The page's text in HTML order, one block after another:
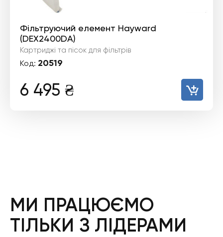
Фільтруючий елемент Hayward
(DEX2400DA)
Картриджі та пісок для фільтрів
Код: 20519
6 495 ₴
МИ ПРАЦЮЄМО
ТІЛЬКИ З ЛІДЕРАМИ